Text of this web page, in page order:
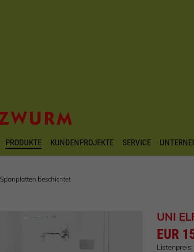
PRODUKTE KUNDENPROJEKTE SERVICE
Spanplatten beschichtet
UNI
EUR